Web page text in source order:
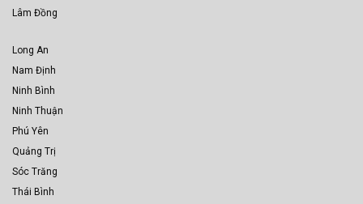
Lâm Đồng
Long An
Nam Định
Ninh Bình
Ninh Thuận
Phú Yên
Quảng Trị
Sóc Trăng
Thái Bình